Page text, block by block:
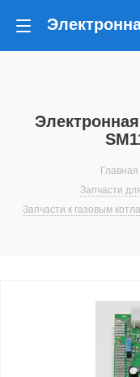
Главная
Запчасти
Запчасти к газовым